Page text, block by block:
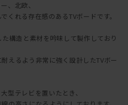
、北欧、
くれる存在感のあるTVボードです。
構造と素材を吟味して製作しており
えるよう非常に強く設計したTVボー
型テレビを置いたとき、